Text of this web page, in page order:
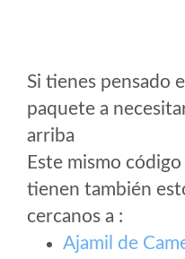
Si tienes pensado
paquete a
arriba
Este mismo
tienen también
cercanos a :
Ajamil de